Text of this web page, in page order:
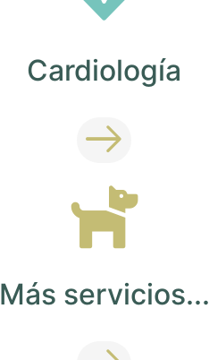
Cardiología
Más servicios...